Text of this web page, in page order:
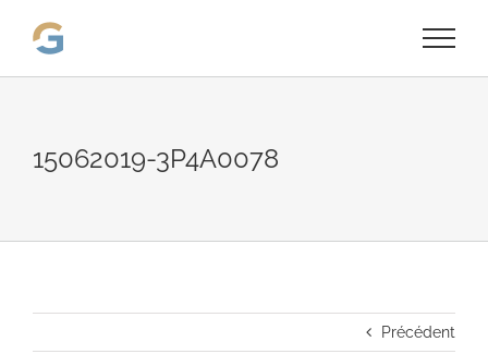
15062019-3P4A0078
Précédent